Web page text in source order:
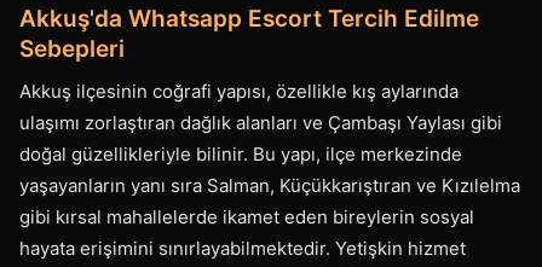
Akkuş'da Whatsapp Escort Tercih Edilme
Sebepleri
Akkuş ilçesinin coğrafi yapısı, özellikle kış aylarında
ulaşımı zorlaştıran dağlık alanları ve Çambaşı Yaylası gibi
doğal güzellikleriyle bilinir. Bu yapı, ilçe merkezinde
yaşayanların yanı sıra Salman, Küçükkarıştıran ve Kızılelma
gibi kırsal mahallelerde ikamet eden bireylerin sosyal
hayata erişimini sınırlayabilmektedir. Yetişkin hizmet